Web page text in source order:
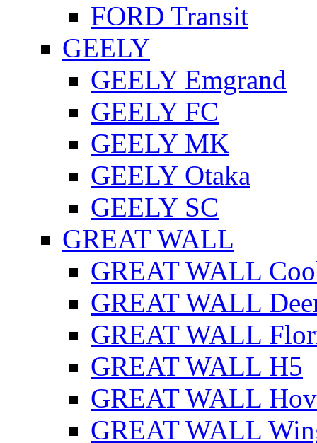
FORD Transit
GEELY
GEELY Emgrand
GEELY FC
GEELY MK
GEELY Otaka
GEELY SC
GREAT WALL
GREAT WALL
GREAT WALL
GREAT WALL
GREAT WALL H5
GREAT WALL
GREAT WALL